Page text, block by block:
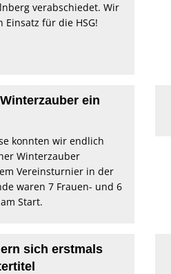
verabschiedet. Wir
für die HSG!
ein
konnten wir endlich
Winterzauber
Vereinsturnier in der
waren 7 Frauen- und 6
Start.
sich erstmals